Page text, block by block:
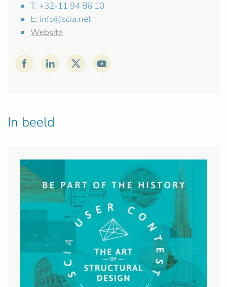
T: +32-11 94 86 10
E: info@scia.net
Website
In beeld